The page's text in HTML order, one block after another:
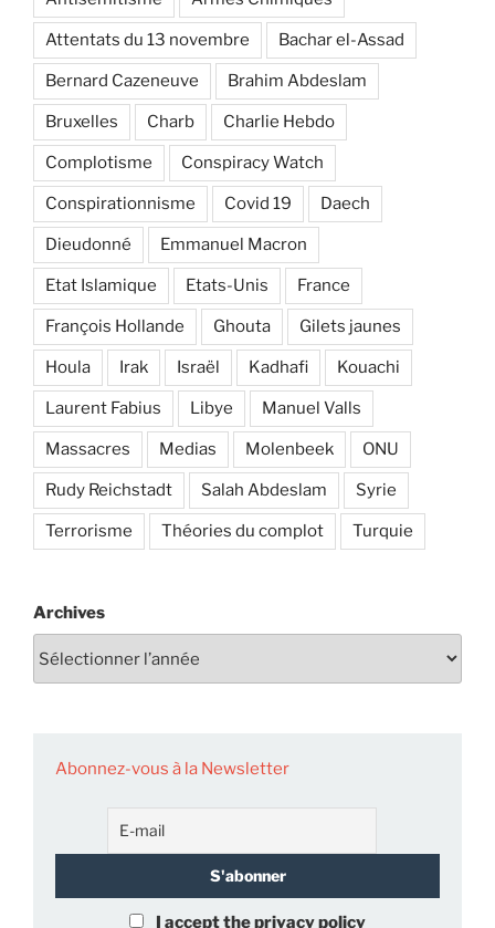
Attentats du 13 novembre Bachar el-Assad
Bernard Cazeneuve Brahim Abdeslam
Bruxelles Charb Charlie Hebdo
Complotisme Conspiracy Watch
Conspirationnisme Covid 19 Daech
Dieudonné Emmanuel Macron
Etat Islamique Etats-Unis France
François Hollande Ghouta Gilets jaunes
Houla Irak Israël Kadhafi Kouachi
Laurent Fabius Libye Manuel Valls
Massacres Medias Molenbeek ONU
Rudy Reichstadt Salah Abdeslam Syrie
Terrorisme Théories du complot Turquie
Archives
Abonnez-vous à la Newsletter
I accept the privacy policy